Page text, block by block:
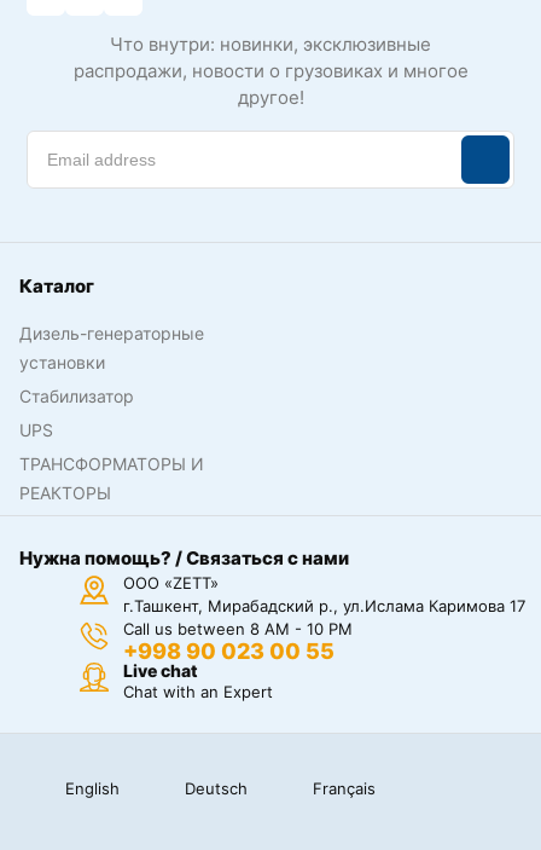
Что внутри: новинки, эксклюзивные
распродажи, новости о грузовиках и многое
другое!
Каталог
Дизель-генераторные
установки
Стабилизатор
UPS
ТРАНСФОРМАТОРЫ И
РЕАКТОРЫ
Нужна помощь? / Связаться с нами
ООО «ZETT»
г.Ташкент, Мирабадский р., ул.Ислама Каримова 17
Call us between 8 AM - 10 PM
+998 90 023 00 55
Live chat
Chat with an Expert
English Deutsch Français